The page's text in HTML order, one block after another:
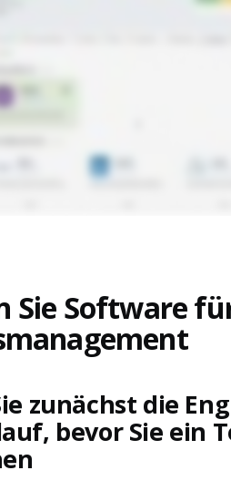
Sie Software
zunächst die
bevor Sie ein